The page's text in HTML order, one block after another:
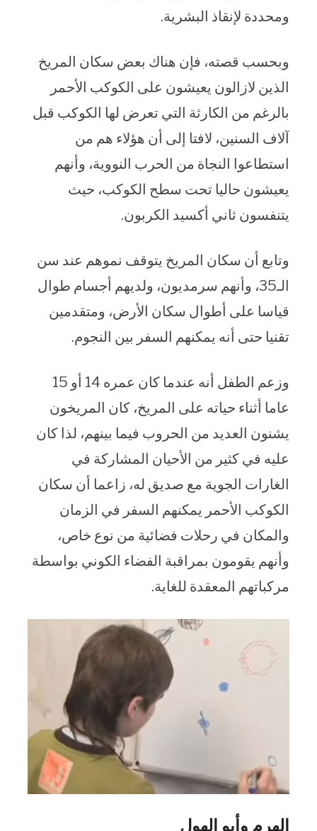
ومحددة لإنقاذ البشرية.
وبحسب قصته، فإن هناك بعض سكان المريخ
الذين لازالون يعيشون على الكوكب الأحمر
بالرغم من الكارثة التي تعرض لها الكوكب قبل
آلاف السنين، لافتا إلى أن هؤلاء هم من
استطاعوا النجاة من الحرب النووية، وأنهم
يعيشون حاليا تحت سطح الكوكب، حيث
يتنفسون ثاني أكسيد الكربون.
وتابع أن سكان المريخ يتوقف نموهم عند سن
الـ35، وأنهم سرمديون، ولديهم أجسام طوال
قياسا على أطوال سكان الأرض، ومتقدمين
تقنيا حتى أنه يمكنهم السفر بين النجوم.
وزعم الطفل أنه عندما كان عمره 14 أو 15
عاما أثناء حياته على المريخ، كان المريخون
يشنون العديد من الحروب فيما بينهم، لذا كان
عليه في كثير من الأحيان المشاركة في
الغارات الجوية مع صديق له، زاعما أن سكان
الكوكب الأحمر يمكنهم السفر في الزمان
والمكان في رحلات فضائية من نوع خاص،
وأنهم يقومون بمراقبة الفضاء الكوني بواسطة
مركباتهم المعقدة للغاية.
الهرم وأبو الهول